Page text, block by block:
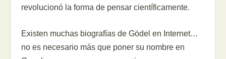
revolucionó la forma de pensar científicamente.
Existen muchas biografías de Gödel en Internet…
no es necesario más que poner su nombre en